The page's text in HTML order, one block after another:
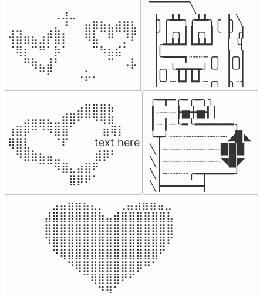
⠀⠀⠀⠀⠀⠀⢀⣰⣀⠀⠀⠀⠀⠀⠀⠀⠀
⢀⣀⠀⠀⠀⢀⣄⠘⠀⠀⣶⡿⣷⣦⣾⣿⣧
⢺⣾⣶⣦⣰⡟⣿⡇⠀⠀⠻⣧⠀⠛⠀⡘⠏
⠈⢿⡆⠉⠛⠁⡷⠁⠀⠀⠀⠉⠳⣦⣮⠁⠀
⠀⠀⠛⢷⣄⣼⠃⠀⠀⠀⠀⠀⠀⠉⠀⠠⡧
⠀⠀⠀⠀⠉⠋⠀⠀⠀⠠⡥⠄⠀⠀⠀⠀⠀
▔▔▔▔▔╲
▕╮╭┻┻╮╭┻┻╮╭▕╮╲
▕╯┃╭╮┃┃╭╮┃╰▕╯╭▏
▕╭┻┻┻┛┗┻┻┛  ▕  ╰▏
▕╰━━━┓┈┈┈╭╮▕╭╮▏
▕╭╮╰┳┳┳┳╯╰╯▕╰╯▏
▕╰╯┈┗┛┗┛┈╭╮▕╮┈▏
⠀⠀⠀⠀⠀⠀⠀⠀⠀⣠⣶⣶⣶⣦⠀⠀
⠀⠀⣠⣤⣤⣄⣀⣾⣿⠟⠛⠻⢿⣷⠀
⢰⣿⡿⠛⠙⠻⣿⣿⠁⠀⠀ ⠀⣶⢿⡇
⢿⣿⣇⠀⠀⠀⠈⠏⠀⠀⠀ text here
⠀⠻⣿⣷⣦⣤⣀⠀⠀⠀ ⠀⣾⡿⠃⠀
⠀⠀⠀⠀⠉⠉⠻⣿⣄⣴⣿⠟⠀⠀⠀
⠀⠀⠀⠀⠀⠀⠀⠀⣿⡿⠟⠁⠀⠀⠀
╭━┳━╭━╭━╮╮
┃┈┈┈┣▅╋▅┫┃
┃┈┃┈╰━╰━━━━━━╮
╰┳╯┈┈┈┈┈┈┈┈┈◢▉◣
╲┃┈┈┈┈┈┈┈┈┈▉▉▉
╲┃┈┈┈┈┈┈┈┈┈◥▉◤
╲┃┈┈┈┈╭━┳━━━━╯
╲┣━━━━━━┫﻿
⠀⣠⣤⣶⣶⣦⣄⡀  ⠀⢀⣤⣴⣶⣶⣤⣀⠀
⣼⣿⣿⣿⣿⣿⣿⣷⣤⣾⣿⣿⣿⣿⣿⣿⣧
⣿⣿⣿⣿⣿⣿⣿⣿⣿⣿⣿⣿⣿⣿⣿⣿⣿
⠹⣿⣿⣿⣿⣿⣿⣿⣿⣿⣿⣿⣿⣿⣿⣿⠏
⠀⠙⢿⣿⣿⣿⣿⣿⣿⣿⣿⣿⣿⣿⣿⠋⠀
⠀⠀⠀⠙⢿⣿⣿⣿⣿⣿⣿⣿⡿⠛⠁⠀⠀
⠀⠀⠀⠀⠀⠉⢿⣿⣿⣿⠟⠋⠀⠀⠀⠀⠀
⠀⠀⠀⠀⠀⠀⠀⠙⠻⠁⠀⠀⠀⠀⠀⠀⠀⠀⠀⠀⠀⠀⠀